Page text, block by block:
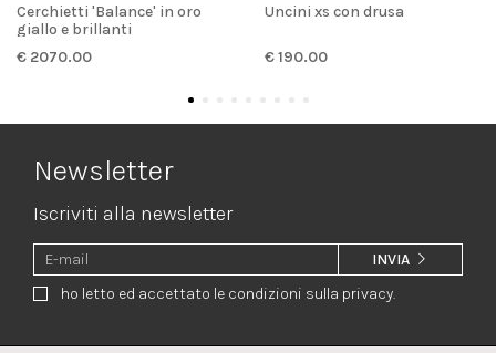
Cerchietti 'Balance' in oro
giallo e brillanti
€ 2070.00
Uncini xs con drusa
€ 190.00
Newsletter
Iscriviti alla newsletter
ho letto ed accettato le condizioni sulla privacy.
INVIA